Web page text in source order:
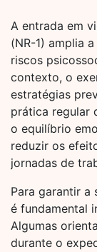
A entrada em
(NR-1) amplia
riscos
contexto, o
estratégias
prática regular
o equilíbrio
reduzir os
jornadas de
Para garantir a
é fundamental
Algumas
durante o